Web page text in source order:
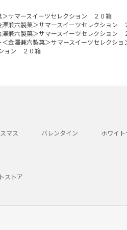
＞サマースイーツセレクション ２０箱
澤兼六製菓＞サマースイーツセレクション
澤兼六製菓＞サマースイーツセレクション
＜金澤兼六製菓＞サマースイーツセレクシ
ョン ２０箱
マス バレンタイン ホワイト
ストア